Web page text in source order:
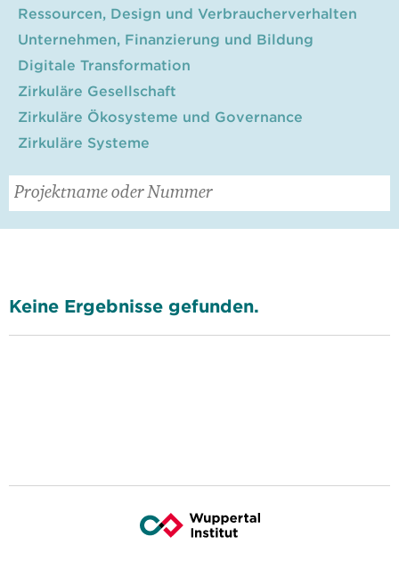
Ressourcen, Design und Verbraucherverhalten
Unternehmen, Finanzierung und Bildung
Digitale Transformation
Zirkuläre Gesellschaft
Zirkuläre Ökosysteme und Governance
Zirkuläre Systeme
Keine Ergebnisse gefunden.